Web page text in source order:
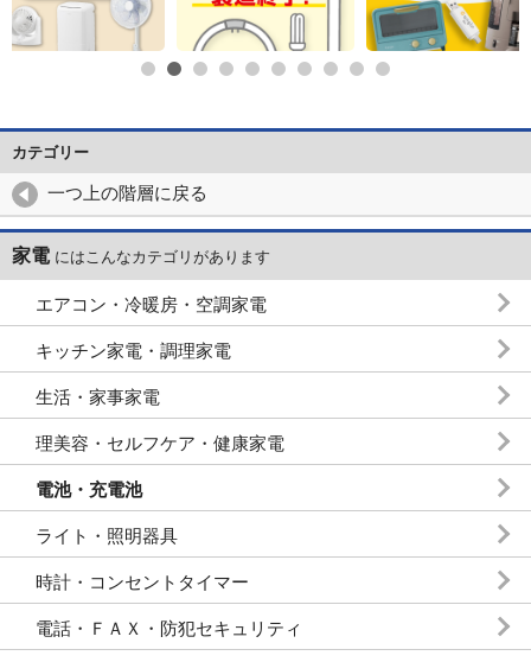
カテゴリー
一つ上の階層に戻る
家電にはこんなカテゴリがあります
エアコン・冷暖房・空調家電
キッチン家電・調理家電
生活・家事家電
理美容・セルフケア・健康家電
電池・充電池
ライト・照明器具
時計・コンセントタイマー
電話・ＦＡＸ・防犯セキュリティ